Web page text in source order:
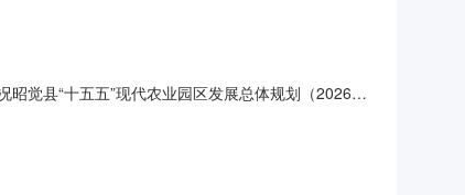
觉县“十五五”现代农业园区发展总体规划（2026—
项主要功能或目标: